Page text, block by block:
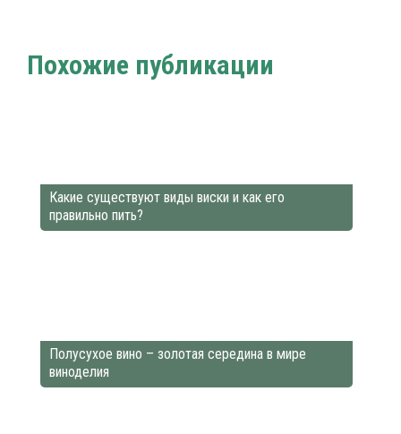
Похожие публикации
Какие существуют виды виски и как его
правильно пить?
Полусухое вино – золотая середина в мире
виноделия